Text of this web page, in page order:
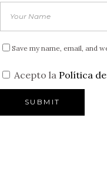
Save my name, email, and
Acepto la Política